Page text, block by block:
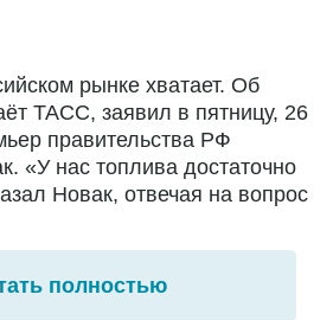
рынке хватает. Об
ТАСС, заявил в пятницу, 26
правительства РФ
«У нас топлива достаточно
Новак, отвечая на вопрос
полностью